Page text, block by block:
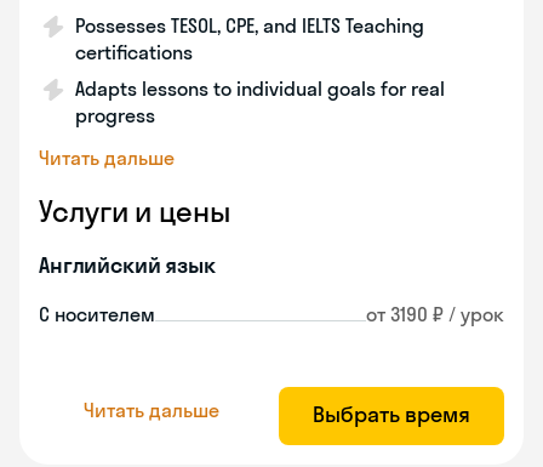
Possesses TESOL, CPE, and IELTS Teaching
certifications
Adapts lessons to individual goals for real
progress
Читать дальше
Услуги и цены
Английский язык
С носителем от 3190 ₽ / урок
Читать дальше Выбрать время